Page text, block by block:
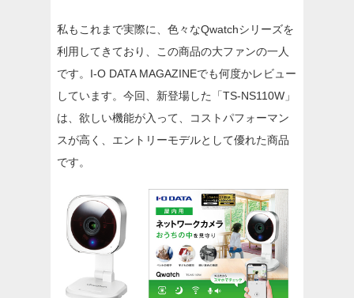
私もこれまで実際に、色々なQwatchシリーズを
利用してきており、この商品の大ファンの一人
です。I-O DATA MAGAZINEでも何度かレビュー
しています。今回、新登場した「TS-NS110W」
は、欲しい機能が入って、コストパフォーマン
スが高く、エントリーモデルとして優れた商品
です。